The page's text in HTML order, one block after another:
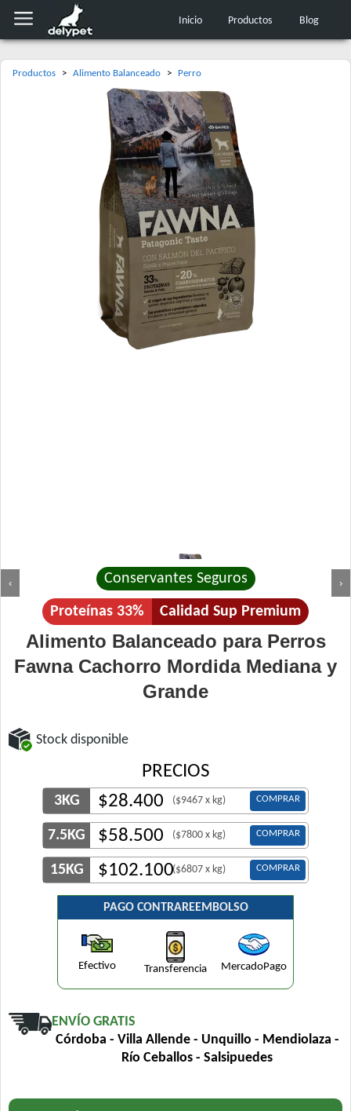
Inicio Productos Blog
Productos > Alimento Balanceado > Perro
‹ ›
Conservantes Seguros
Proteínas 33% Calidad Sup Premium
Alimento Balanceado para Perros
Fawna Cachorro Mordida Mediana y
Grande
Stock disponible
PRECIOS
3KG $28.400 ($9467 x kg) COMPRAR
7.5KG $58.500 ($7800 x kg) COMPRAR
15KG $102.100($6807 x kg) COMPRAR
PAGO CONTRAREEMBOLSO
Efectivo Transferencia MercadoPago
ENVÍO GRATIS
Córdoba - Villa Allende - Unquillo - Mendiolaza -
Río Ceballos - Salsipuedes